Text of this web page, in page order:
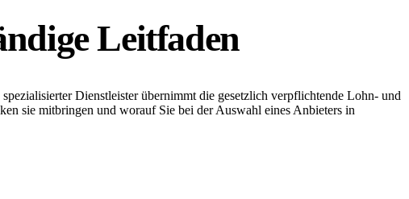
Leitfaden
Dienstleister übernimmt die gesetzlich verpflichtende Lohn- und
sie mitbringen und worauf Sie bei der Auswahl eines Anbieters in